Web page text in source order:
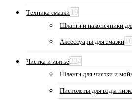
Техника смазки 19
Шланги и наконечники
Аксессуары для смазки 10
Чистка и мытьё224
Шланги для чистки и
Пистолеты для воды